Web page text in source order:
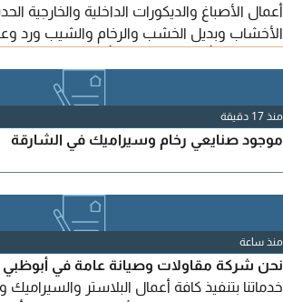
أعمال الأصباغ والديكورات الداخلية والخارجية
الأخشاب وبديل الخشب والرخام والشيب ورد
منذ 17 دقيقة
موجود صنايعي رخام وسيراميك في الشارقة
منذ ساعة
نحن شركة مقاولات وصيانة عامة في أبوظبي
خدماتنا بتنفيذ كافة أعمال البلاستر